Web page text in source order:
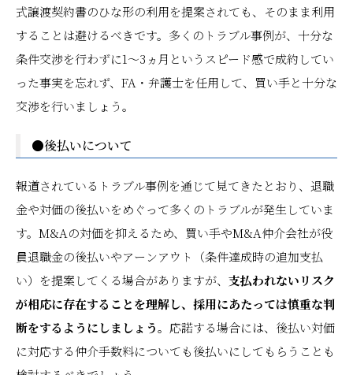
式譲渡契約書のひな形の利用を提案されても、そのまま利用
することは避けるべきです。多くのトラブル事例が、十分な
条件交渉を行わずに1～3ヵ月というスピード感で成約してい
った事実を忘れず、FA・弁護士を任用して、買い手と十分な
交渉を行いましょう。
●後払いについて
報道されているトラブル事例を通じて見てきたとおり、退職
金や対価の後払いをめぐって多くのトラブルが発生していま
す。M&Aの対価を抑えるため、買い手やM&A仲介会社が役
員退職金の後払いやアーンアウト（条件達成時の追加支払
い）を提案してくる場合がありますが、 支払われないリスク
が相応に存在することを理解し、採用にあたっては慎重な判
断をするようにしましょう。 応諾する場合には、後払い対価
に対応する仲介手数料についても後払いにしてもらうことも